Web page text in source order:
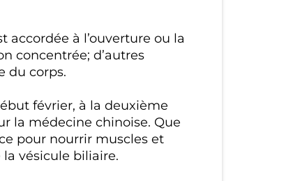
accordée à l’ouverture ou la
concentrée; d’autres
du corps.
février, à la deuxième
la médecine chinoise. Que
pour nourrir muscles et
la vésicule biliaire.